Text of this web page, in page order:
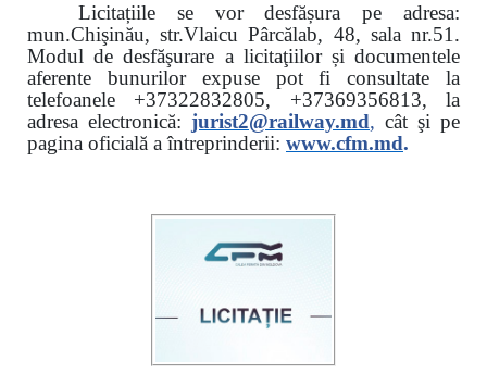
Licitațiile se vor desfășura pe adresa:
mun.Chişinău, str.Vlaicu Pârcălab, 48, sala nr.51.
Modul de desfăşurare a licitaţiilor și documentele
aferente bunurilor expuse pot fi consultate la
telefoanele +37322832805, +37369356813, la
adresa electronică: jurist2@railway.md, cât şi pe
pagina oficială a întreprinderii: www.cfm.md.